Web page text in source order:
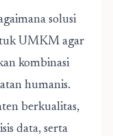
solusi
UMKM agar
kombinasi
humanis.
berkualitas,
data, serta